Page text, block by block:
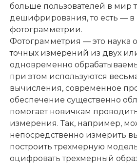
больше пользователей в мир
дешифрирования, то есть —
фотограмметрии.
Фотограмметрия — это наука
точных измерений из двух
одновременно
при этом используются
вычисления, современное
обеспечение существенно
помогает новичкам
измерения. Так, например,
непосредственно измерить
построить трехмерную
оцифровать трехмерный